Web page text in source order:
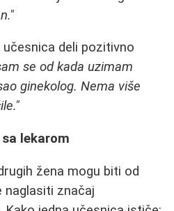
deli pozitivno
se od kada uzimam
ginekolog. Nema više
lekarom
žena mogu biti od
naglasiti značaj